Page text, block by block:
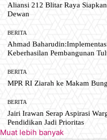
Aliansi 212 Blitar Raya
Dewan
BERITA
Ahmad
Keberhasilan Pembangunan
BERITA
MPR RI Ziarah ke Makam
BERITA
Jairi Irawan Serap Aspirasi
Pendidikan Jadi Prioritas
Muat lebih banyak